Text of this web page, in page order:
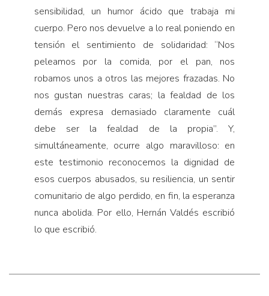
sensibilidad, un humor ácido que trabaja mi
cuerpo. Pero nos devuelve a lo real poniendo en
tensión el sentimiento de solidaridad: “Nos
peleamos por la comida, por el pan, nos
robamos unos a otros las mejores frazadas. No
nos gustan nuestras caras; la fealdad de los
demás expresa demasiado claramente cuál
debe ser la fealdad de la propia”. Y,
simultáneamente, ocurre algo maravilloso: en
este testimonio reconocemos la dignidad de
esos cuerpos abusados, su resiliencia, un sentir
comunitario de algo perdido, en fin, la esperanza
nunca abolida. Por ello, Hernán Valdés escribió
lo que escribió.